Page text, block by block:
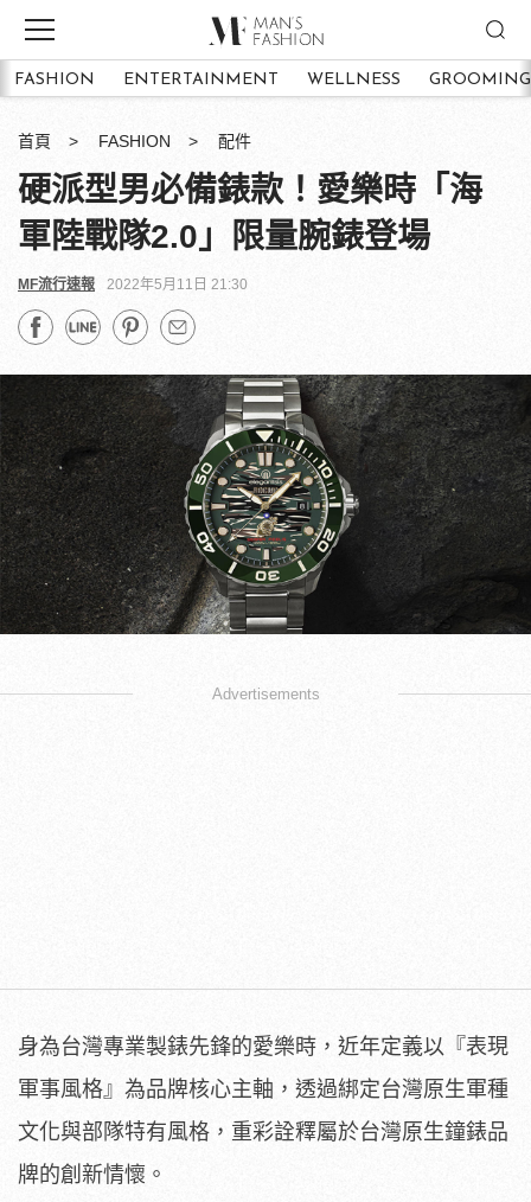
FASHION ENTERTAINMENT WELLNESS GROOMING
首頁 FASHION 配件
硬派型男必備錶款！愛樂時「海
軍陸戰隊2.0」限量腕錶登場
MF流行速報 2022年5月11日 21:30
Advertisements
身為台灣專業製錶先鋒的愛樂時，近年定義以『表現
軍事風格』為品牌核心主軸，透過綁定台灣原生軍種
文化與部隊特有風格，重彩詮釋屬於台灣原生鐘錶品
牌的創新情懷。